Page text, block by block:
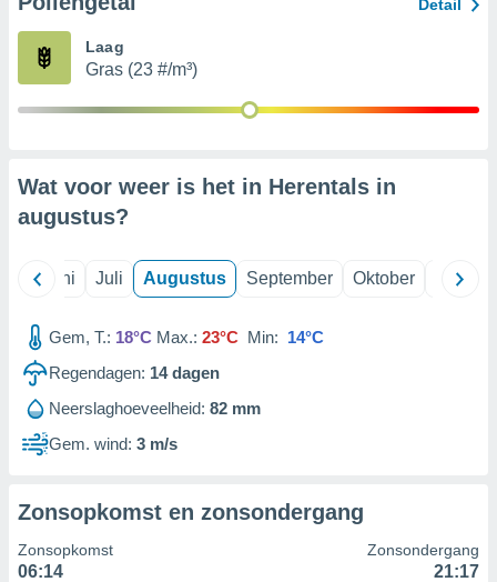
partners
Detail
Laag
Gras (23 #/m³)
Wat voor weer is het in Herentals in
augustus?
Juni Juli Augustus September Oktober
Gem, T.: 18°C Max.: 23°C Min: 14°C
Regendagen: 14dagen
Neerslaghoeveelheid: 82 mm
Gem. wind: 3 m/s
Zonsopkomst en zonsondergang
Zonsopkomst
06:14
Zonsondergang
21:17